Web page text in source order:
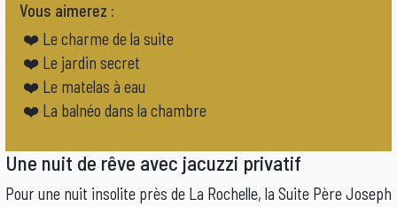
Vous aimerez :
❤️ Le charme de la suite
❤️ Le jardin secret
❤️ Le matelas à eau
❤️ La balnéo dans la chambre
Une nuit de rêve avec jacuzzi privatif
Pour une nuit insolite près de La Rochelle, la Suite Père Joseph